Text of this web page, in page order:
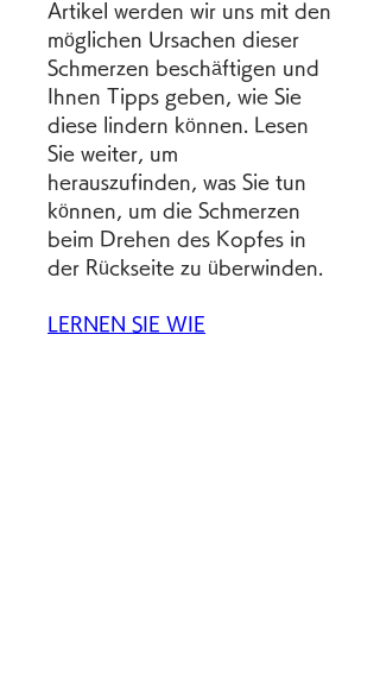
Artikel werden wir uns mit den
möglichen Ursachen dieser
Schmerzen beschäftigen und
Ihnen Tipps geben, wie Sie
diese lindern können. Lesen
Sie weiter, um
herauszufinden, was Sie tun
können, um die Schmerzen
beim Drehen des Kopfes in
der Rückseite zu überwinden.
LERNEN SIE WIE